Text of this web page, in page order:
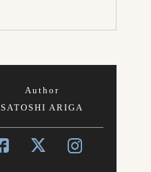
Author
SATOSHI ARIGA